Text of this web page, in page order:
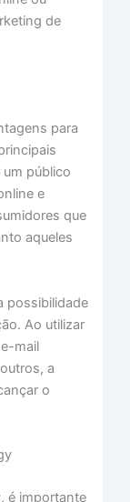
de
para
público
e
que
aqueles
possibilidade
Ao utilizar
mail
a
o
é importante